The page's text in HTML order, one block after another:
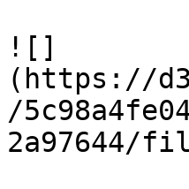
![]
(https://
/
2a97644/